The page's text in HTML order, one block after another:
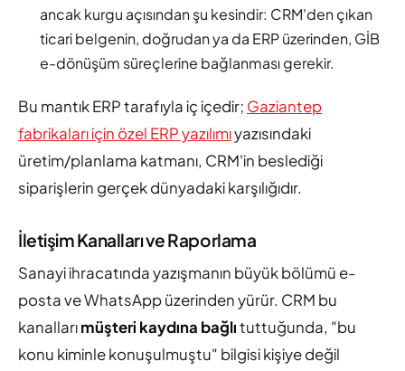
ancak kurgu açısından şu kesindir: CRM'den çıkan
ticari belgenin, doğrudan ya da ERP üzerinden, GİB
e-dönüşüm süreçlerine bağlanması gerekir.
Bu mantık ERP tarafıyla iç içedir; Gaziantep
fabrikaları için özel ERP yazılımıyazısındaki
üretim/planlama katmanı, CRM'in beslediği
siparişlerin gerçek dünyadaki karşılığıdır.
İletişim Kanalları ve Raporlama
Sanayi ihracatında yazışmanın büyük bölümü e-
posta ve WhatsApp üzerinden yürür. CRM bu
kanallarımüşteri kaydına bağlıtuttuğunda, "bu
konu kiminle konuşulmuştu" bilgisi kişiye değil